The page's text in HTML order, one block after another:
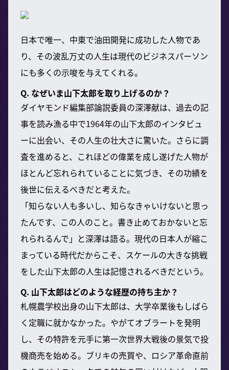
日本で唯一、中東で油田開発に成功した人物であ
り、その波乱万丈の人生は現代のビジネスパーソン
にも多くの示唆を与えてくれる。
Q. なぜいま山下太郎を取り上げるのか？
ダイヤモンド編集部論説委員の深澤献は、過去の記
事を読み漁る中で1964年の山下太郎のインタビュ
ーに出会い、その人生の壮大さに驚いた。さらに調
査を進めると、これほどの偉業を成し遂げた人物が
ほとんど忘れられていることに気づき、その功績を
後世に伝えるべきだと考えた。
「知らない人も多いし、知らなきゃいけないと思っ
たんです、この人のこと。書き止めておかないと忘
れられるんで」と深澤は語る。現代の日本人が縮こ
まっている時代だからこそ、スケールの大きな挑戦
をした山下太郎の人生は記憶されるべきだという。
Q. 山下太郎はどのような経歴の持ち主か？
札幌農学校出身の山下太郎は、大学卒業後もしばら
く定職に就かなかった。やがてオブラートを発明
し、その特許を元手に第一次世界大戦後の景気で投
機商売を始める。ブリキの売買や、ロシア革命直前